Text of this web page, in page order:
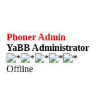
Phoner Admin
YaBB Administrator
Offline